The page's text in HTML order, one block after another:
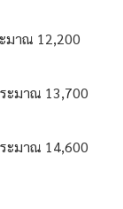
มาณ 12,200
ะมาณ 13,700
ะมาณ 14,600